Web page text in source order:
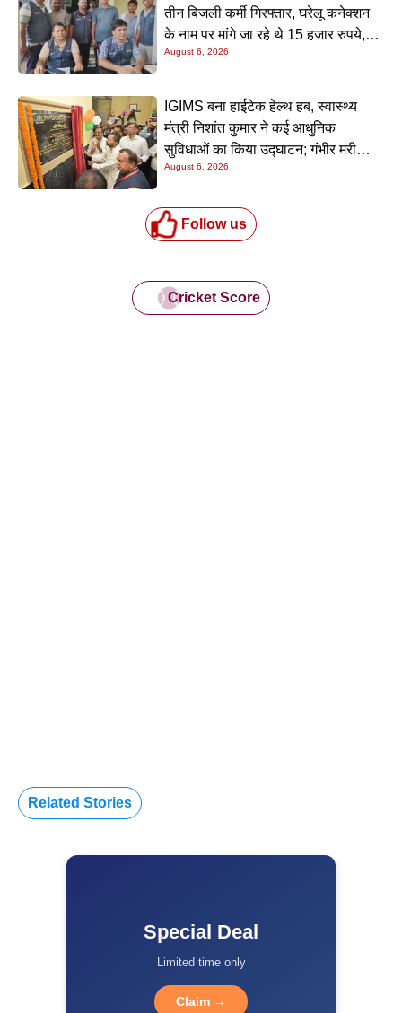
तीन बिजली कर्मी गिरफ्तार, घरेलू कनेक्शन
के नाम पर मांगे जा रहे थे 15 हजार रुपये,
निगरानी टीम ने रंगे हाथ पकड़ा
August 6, 2026
IGIMS बना हाईटेक हेल्थ हब, स्वास्थ्य
मंत्री निशांत कुमार ने कई आधुनिक
सुविधाओं का किया उद्घाटन; गंभीर मरीजों
के इलाज में आएगा बड़ा सुधार
August 6, 2026
Follow us
Cricket Score
Related Stories
Special Deal
Limited time only
Claim →